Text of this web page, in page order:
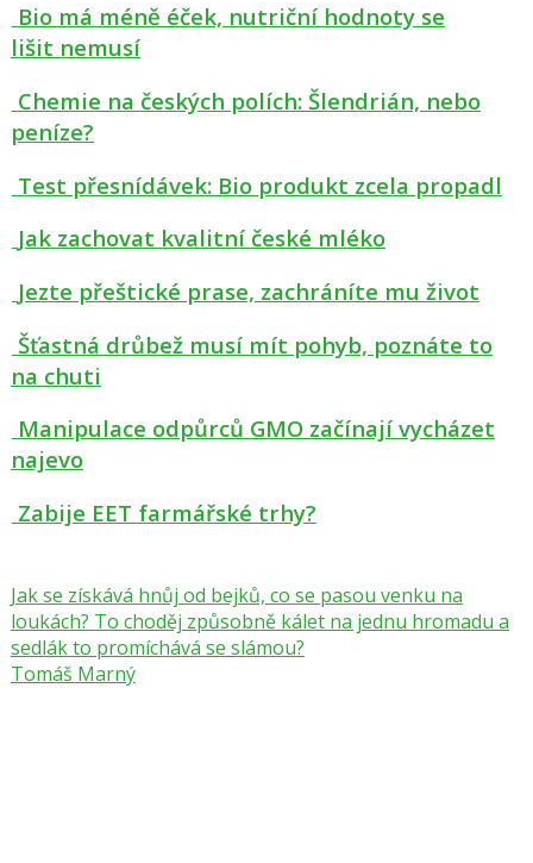
Bio má méně éček, nutriční hodnoty se
lišit nemusí
Chemie na českých polích: Šlendrián, nebo
peníze?
Test přesnídávek: Bio produkt zcela propadl
Jak zachovat kvalitní české mléko
Jezte přeštické prase, zachráníte mu život
Šťastná drůbež musí mít pohyb, poznáte to
na chuti
Manipulace odpůrců GMO začínají vycházet
najevo
Zabije EET farmářské trhy?
Jak se získává hnůj od bejků, co se pasou venku na
loukách? To choděj způsobně kálet na jednu hromadu a
sedlák to promíchává se slámou?
Tomáš Marný